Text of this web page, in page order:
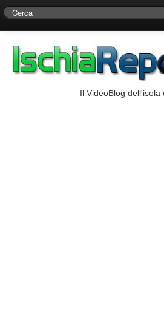
Centro di Ricerche Storiche D’Ambra
Il VideoBlog dell'isola